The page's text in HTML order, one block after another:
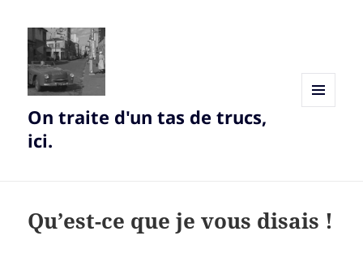
On traite d'un tas de trucs,
ici.
Qu’est-ce que je vous disais !